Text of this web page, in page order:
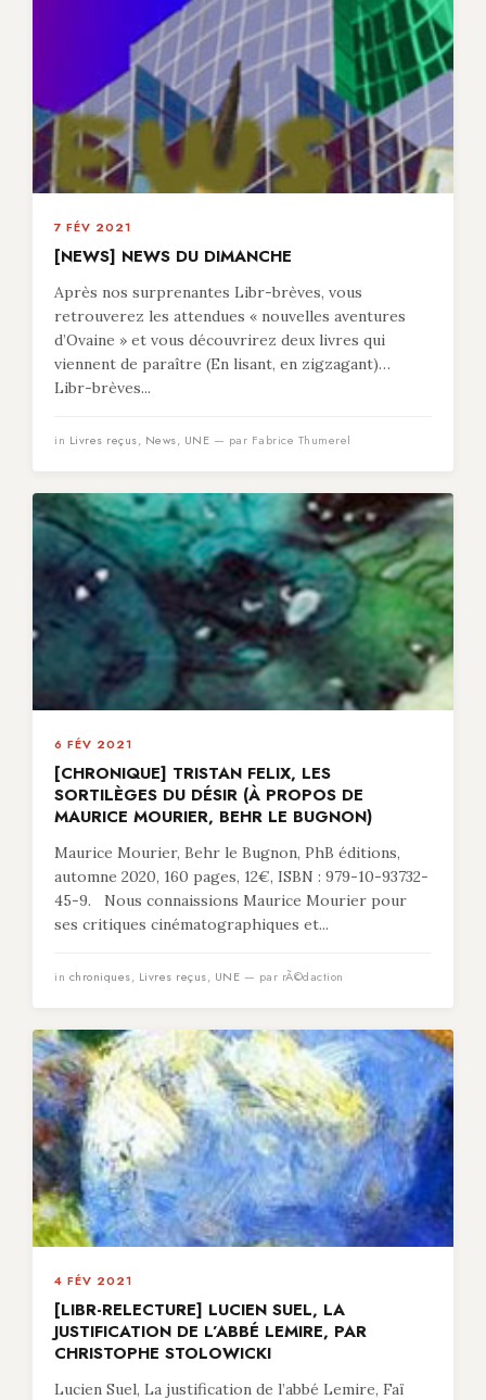
7 FÉV 2021
[NEWS] NEWS DU DIMANCHE
Après nos surprenantes Libr-brèves, vous
retrouverez les attendues « nouvelles aventures
d’Ovaine » et vous découvrirez deux livres qui
viennent de paraître (En lisant, en zigzagant)…
Libr-brèves...
in Livres reçus, News, UNE — par Fabrice Thumerel
6 FÉV 2021
[CHRONIQUE] TRISTAN FELIX, LES
SORTILÈGES DU DÉSIR (À PROPOS DE
MAURICE MOURIER, BEHR LE BUGNON)
Maurice Mourier, Behr le Bugnon, PhB éditions,
automne 2020, 160 pages, 12€, ISBN : 979-10-93732-
45-9. Nous connaissions Maurice Mourier pour
ses critiques cinématographiques et...
in chroniques, Livres reçus, UNE — par rÃ©daction
4 FÉV 2021
[LIBR-RELECTURE] LUCIEN SUEL, LA
JUSTIFICATION DE L’ABBÉ LEMIRE, PAR
CHRISTOPHE STOLOWICKI
Lucien Suel, La justification de l’abbé Lemire, Faï